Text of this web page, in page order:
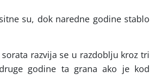
su, dok naredne godine stablo
razvija se u razdoblju kroz tri
godine ta grana ako je kod